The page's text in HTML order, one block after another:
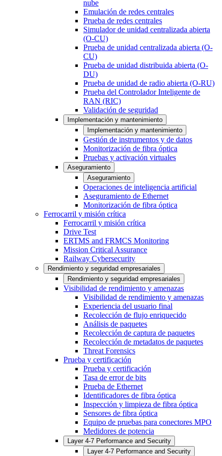
nube
Emulación de redes centrales
Prueba de redes centrales
Simulador de unidad centralizada abierta
(O-CU)
Prueba de unidad centralizada abierta (O-
CU)
Prueba de unidad distribuida abierta (O-
DU)
Prueba de unidad de radio abierta (O-RU)
Prueba del Controlador Inteligente de
RAN (RIC)
Validación de seguridad
Implementación y mantenimiento
Implementación y mantenimiento
Gestión de instrumentos y de datos
Monitorización de fibra óptica
Pruebas y activación virtuales
Aseguramiento
Aseguramiento
Operaciones de inteligencia artificial
Aseguramiento de Ethernet
Monitorización de fibra óptica
Ferrocarril y misión crítica
Ferrocarril y misión crítica
Drive Test
ERTMS and FRMCS Monitoring
Mission Critical Assurance
Railway Cybersecurity
Rendimiento y seguridad empresariales
Rendimiento y seguridad empresariales
Visibilidad de rendimiento y amenazas
Visibilidad de rendimiento y amenazas
Experiencia del usuario final
Recolección de flujo enriquecido
Análisis de paquetes
Recolección de captura de paquetes
Recolección de metadatos de paquetes
Threat Forensics
Prueba y certificación
Prueba y certificación
Tasa de error de bits
Prueba de Ethernet
Identificadores de fibra óptica
Inspección y limpieza de fibra óptica
Sensores de fibra óptica
Equipo de pruebas para conectores MPO
Medidores de potencia
Layer 4-7 Performance and Security
Layer 4-7 Performance and Security